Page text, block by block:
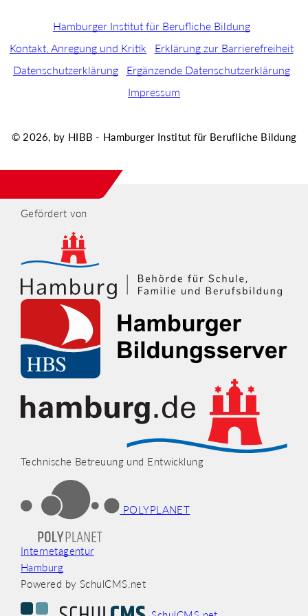
Hamburger Institut für Berufliche Bildung
Kontakt, Anregung und Kritik
Erklärung zur Barrierefreiheit
Datenschutzerklärung
Ergänzende Datenschutzerklärung
Impressum
© 2026, by HIBB - Hamburger Institut für Berufliche Bildung
Gefördert von
Technische Betreuung und Entwicklung
POLYPLANET
Internetagentur
Hamburg
Powered by SchulCMS.net